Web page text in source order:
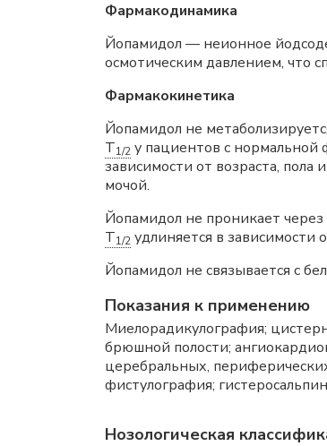
Фармакодинамика
Йопамидол — неионное
осмотическим давлением, что
Фармакокинетика
Йопамидол не
T1/2 у пациентов с нормальной
зависимости от возраста,
мочой.
Йопамидол не проникает через
T1/2 удлиняется в зависимости
Йопамидол не связывается с
Показания к применению
Миелорадикулография;
брюшной полости;
церебральных,
фистулография;
Нозологическая